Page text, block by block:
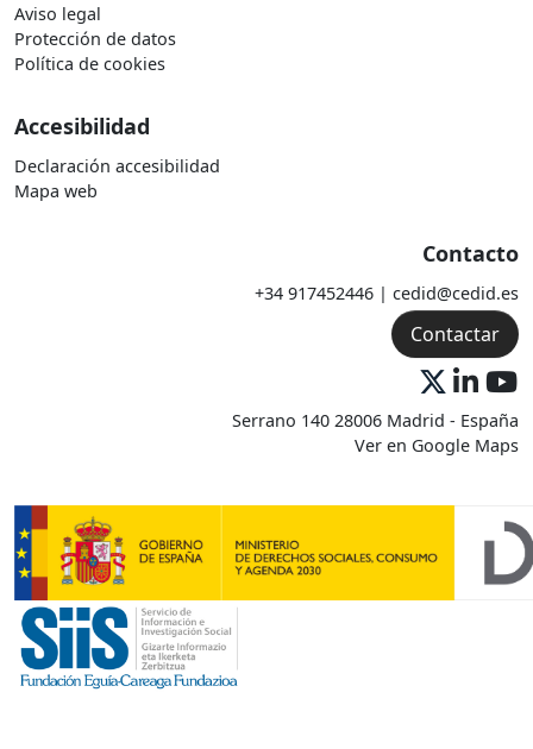
Aviso legal
Protección de datos
Política de cookies
Accesibilidad
Declaración accesibilidad
Mapa web
Contacto
+34 917452446 | cedid@cedid.es
Contactar
Serrano 140 28006 Madrid - España
Ver en Google Maps